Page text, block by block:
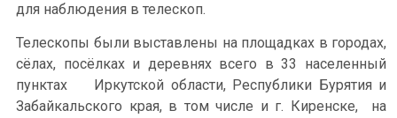
для наблюдения в телескоп.
Телескопы были выставлены на площадках в городах,
сёлах, посёлках и деревнях всего в 33 населенный
пунктах Иркутской области, Республики Бурятия и
Забайкальского края, в том числе и г. Киренске, на